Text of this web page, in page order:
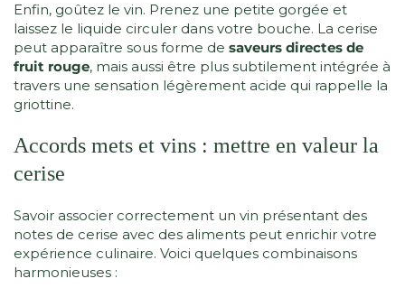
Enfin, goûtez le vin. Prenez une petite gorgée et
laissez le liquide circuler dans votre bouche. La cerise
peut apparaître sous forme de saveurs directes de
fruit rouge, mais aussi être plus subtilement intégrée à
travers une sensation légèrement acide qui rappelle la
griottine.
Accords mets et vins : mettre en valeur la
cerise
Savoir associer correctement un vin présentant des
notes de cerise avec des aliments peut enrichir votre
expérience culinaire. Voici quelques combinaisons
harmonieuses :